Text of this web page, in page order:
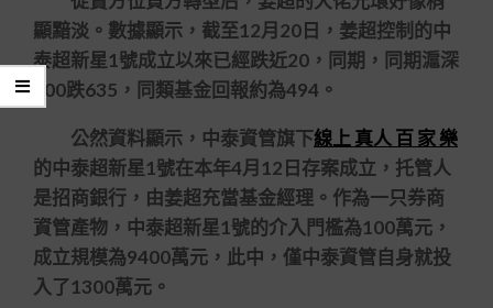
顯黯淡。數據顯示，截至12月20日，姜超控制的中
泰超新星1號成立以來已經跌近20，同期，同期滬深
300跌635，同類基金回報約為494。
公然資料顯示，中泰資管旗下線上 真人 百 家 樂
的中泰超新星1號在本年4月12日存案成立，托管人
是招商銀行，由姜超充當基金經理。作為一只券商
資管產物，中泰超新星1號的介入門檻為100萬元，
成立規模為9400萬元，此中，僅中泰資管自身就投
入了1300萬元。